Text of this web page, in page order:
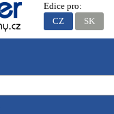
Edice pro:
CZ
SK